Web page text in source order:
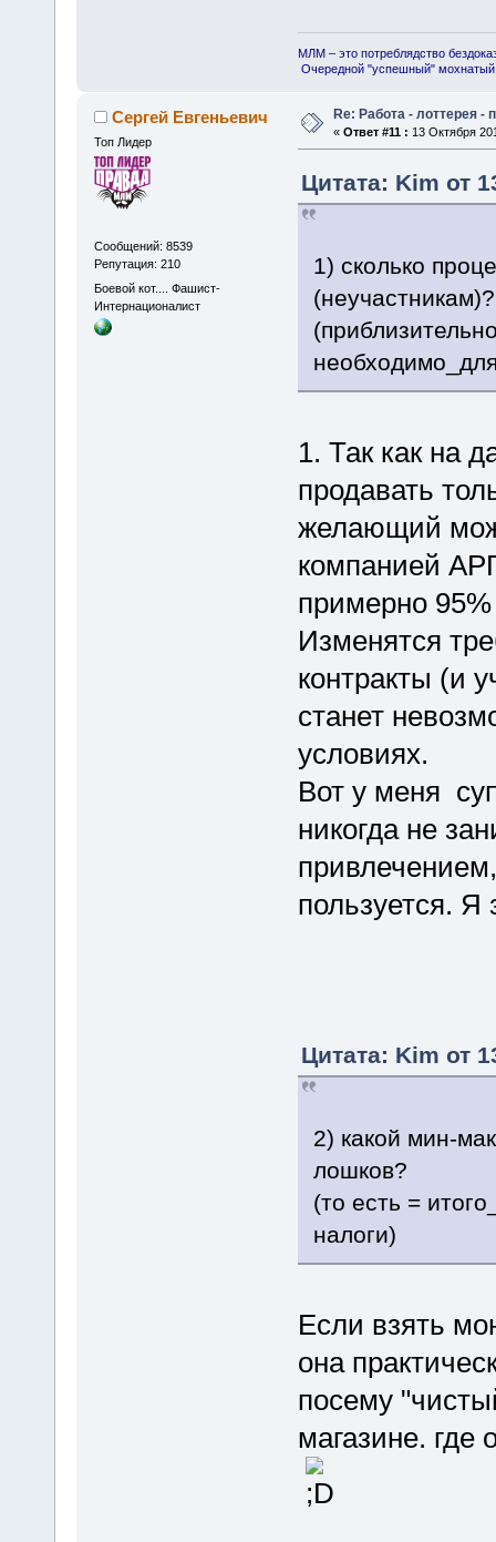
МЛМ – это потреблядство
Очередной "успешный"
Сергей Евгеньевич
Топ Лидер
Сообщений: 8539
Репутация: 210
Боевой кот.... Фашист-
Интернационалист
Re: Работа - лоттерея -
« Ответ #11 : 13 Октября
Цитата: Kim от
1) сколько
(неучастникам)?
1. Так как на
продавать
желающий
компанией
примерно
Изменятся
контракты (и
станет
условиях.
Вот у меня
никогда не
пользуется. Я
Цитата: Kim от
2) какой мин-
лошков?
(то есть =
налоги)
Если взять
она
посему
магазине. где